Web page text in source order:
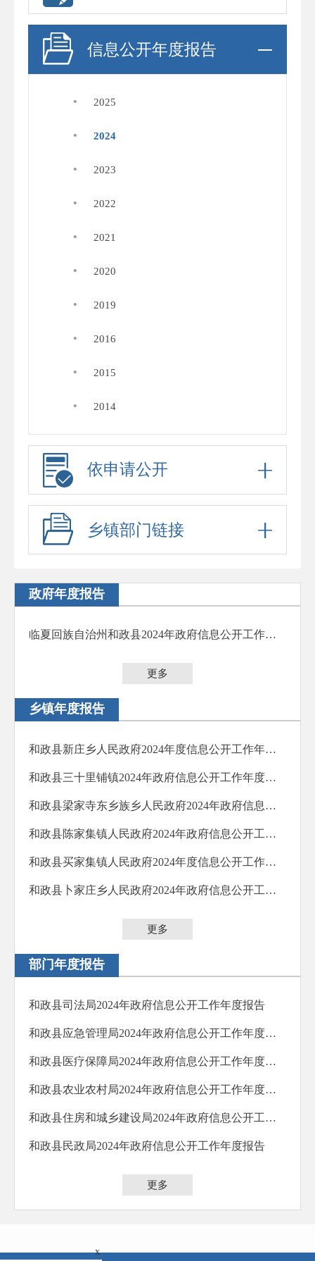
信息公开年度报告
· 2025
· 2024
· 2023
· 2022
· 2021
· 2020
· 2019
· 2016
· 2015
· 2014
依申请公开
乡镇部门链接
政府年度报告
临夏回族自治州和政县2024年政府信息公开工作年度报告
更多
乡镇年度报告
和政县新庄乡人民政府2024年度信息公开工作年度报告
和政县三十里铺镇2024年政府信息公开工作年度报告
和政县梁家寺东乡族乡人民政府2024年政府信息公开工作年度报告
和政县陈家集镇人民政府2024年政府信息公开工作年度报告
和政县买家集镇人民政府2024年度信息公开工作年度报告
和政县卜家庄乡人民政府2024年政府信息公开工作年度报告
更多
部门年度报告
和政县司法局2024年政府信息公开工作年度报告
和政县应急管理局2024年政府信息公开工作年度报告
和政县医疗保障局2024年政府信息公开工作年度报告
和政县农业农村局2024年政府信息公开工作年度报告
和政县住房和城乡建设局2024年政府信息公开工作年度报告
和政县民政局2024年政府信息公开工作年度报告
更多
x